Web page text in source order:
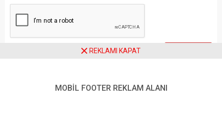
dünya mirasına başka...
REKLAMI KAPAT
MOBİL FOOTER REKLAM ALANI